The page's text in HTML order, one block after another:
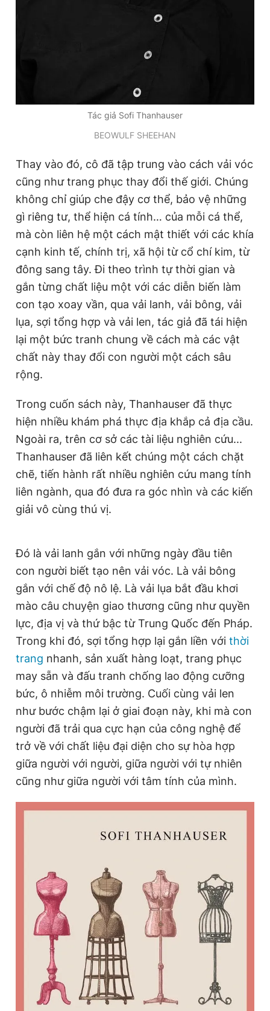
Tác giả Sofi Thanhauser
BEOWULF SHEEHAN
Thay vào đó, cô đã tập trung vào cách vải vóc
cũng như trang phục thay đổi thế giới. Chúng
không chỉ giúp che đậy cơ thể, bảo vệ những
gì riêng tư, thể hiện cá tính… của mỗi cá thể,
mà còn liên hệ một cách mật thiết với các khía
cạnh kinh tế, chính trị, xã hội từ cổ chí kim, từ
đông sang tây. Đi theo trình tự thời gian và
gắn từng chất liệu một với các diễn biến làm
con tạo xoay vần, qua vải lanh, vải bông, vải
lụa, sợi tổng hợp và vải len, tác giả đã tái hiện
lại một bức tranh chung về cách mà các vật
chất này thay đổi con người một cách sâu
rộng.
Trong cuốn sách này, Thanhauser đã thực
hiện nhiều khám phá thực địa khắp cả địa cầu.
Ngoài ra, trên cơ sở các tài liệu nghiên cứu...
Thanhauser đã liên kết chúng một cách chặt
chẽ, tiến hành rất nhiều nghiên cứu mang tính
liên ngành, qua đó đưa ra góc nhìn và các kiến
giải vô cùng thú vị.
Đó là vải lanh gắn với những ngày đầu tiên
con người biết tạo nên vải vóc. Là vải bông
gắn với chế độ nô lệ. Là vải lụa bắt đầu khơi
mào câu chuyện giao thương cũng như quyền
lực, địa vị và thứ bậc từ Trung Quốc đến Pháp.
Trong khi đó, sợi tổng hợp lại gắn liền với thời
trang nhanh, sản xuất hàng loạt, trang phục
may sẵn và đấu tranh chống lao động cưỡng
bức, ô nhiễm môi trường. Cuối cùng vải len
như bước chậm lại ở giai đoạn này, khi mà con
người đã trải qua cực hạn của công nghệ để
trở về với chất liệu đại diện cho sự hòa hợp
giữa người với người, giữa người với tự nhiên
cũng như giữa người với tâm tính của mình.